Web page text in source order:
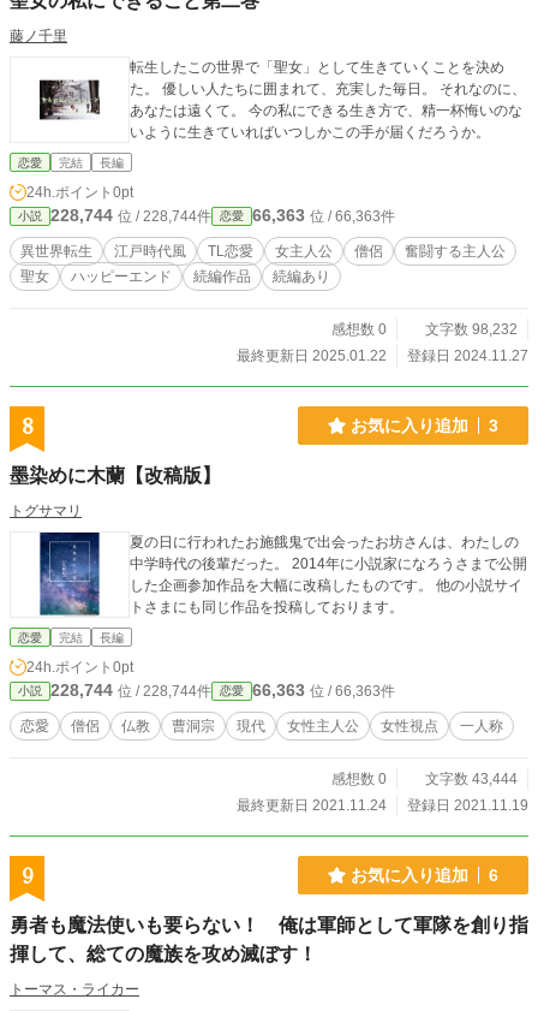
藤ノ千里
転生したこの世界で「聖女」として生きていくことを決め
た。 優しい人たちに囲まれて、充実した毎日。 それなのに、
あなたは遠くて。 今の私にできる生き方で、精一杯悔いのな
いように生きていればいつしかこの手が届くだろうか。
恋愛 完結 長編
24h.ポイント 0pt
小説 228,744 位 / 228,744件 恋愛 66,363 位 / 66,363件
異世界転生 江戸時代風 TL恋愛 女主人公 僧侶
奮闘する主人公
聖女
ハッピーエンド 続編作品 続編あり
感想数 0
文字数 98,232
最終更新日 2025.01.22
登録日 2024.11.27
8 お気に入り追加 3
墨染めに木蘭【改稿版】
トグサマリ
夏の日に行われたお施餓鬼で出会ったお坊さんは、わたしの
中学時代の後輩だった。 2014年に小説家になろうさまで公開
した企画参加作品を大幅に改稿したものです。 他の小説サイ
トさまにも同じ作品を投稿しております。
恋愛 完結 長編
24h.ポイント 0pt
小説 228,744 位 / 228,744件 恋愛 66,363 位 / 66,363件
恋愛 僧侶 仏教 曹洞宗 現代 女性主人公 女性視点 一人称
感想数 0
文字数 43,444
最終更新日 2021.11.24
登録日 2021.11.19
9 お気に入り追加 6
勇者も魔法使いも要らない！ 俺は軍師として軍隊を創り指
揮して、総ての魔族を攻め滅ぼす！
トーマス・ライカー